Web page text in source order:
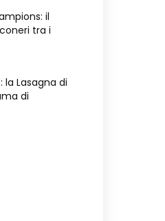
il
tra i
la Lasagna di
di